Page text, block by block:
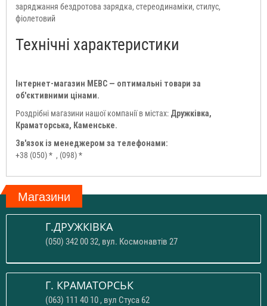
заряджання бездротова зарядка, стереодинаміки, стилус,
фіолетовий
Технічні характеристики
Інтернет-магазин МЕВС — оптимальні товари за
об'єктивними цінами.
Роздрібні магазини нашої компанії в містах: Дружківка,
Краматорська, Каменське.
Зв'язок із менеджером за телефонами:
+38 (050) * , (098) *
Магазини
Г.ДРУЖКІВКА
(050) 342 00 32, вул. Космонавтів 27
Г. КРАМАТОРСЬК
(063) 111 40 10 , вул Стуса 62